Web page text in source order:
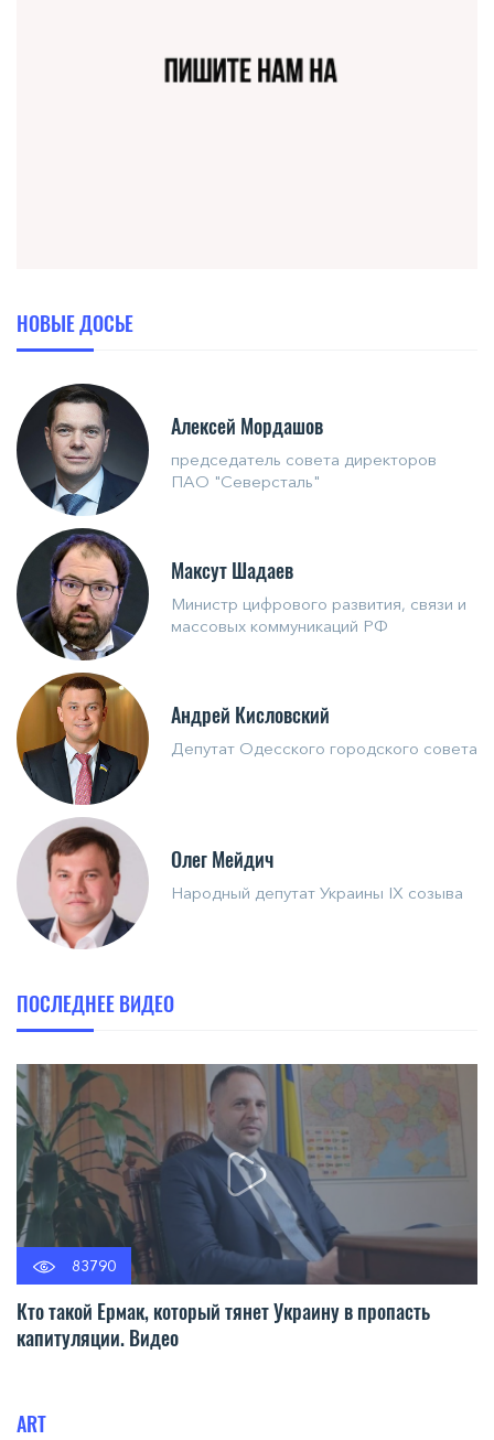
НОВЫЕ ДОСЬЕ
Алексей Мордашов
председатель совета директоров
ПАО "Северсталь"
Максут Шадаев
Министр цифрового развития, связи и
массовых коммуникаций РФ
Андрей Кисловский
Депутат Одесского городского совета
Олег Мейдич
Народный депутат Украины IX созыва
ПОСЛЕДНЕЕ ВИДЕО
83790
Кто такой Ермак, который тянет Украину в пропасть
капитуляции. Видео
ART